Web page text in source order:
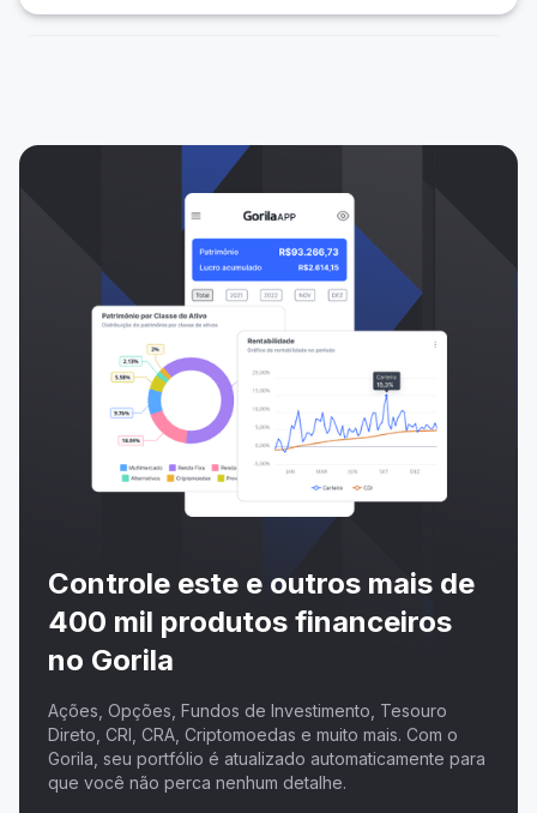
Controle este e outros mais de
400 mil produtos financeiros
no Gorila
Ações, Opções, Fundos de Investimento, Tesouro
Direto, CRI, CRA, Criptomoedas e muito mais. Com o
Gorila, seu portfólio é atualizado automaticamente para
que você não perca nenhum detalhe.